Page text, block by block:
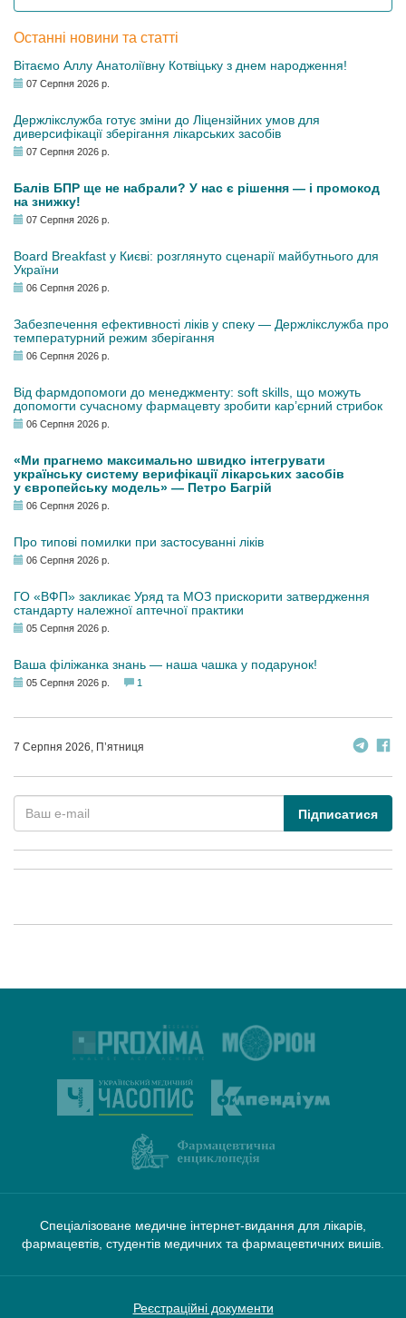
Останні новини та статті
Вітаємо Аллу Анатоліївну Котвіцьку з днем народження!
07 Серпня 2026 р.
Держлікслужба готує зміни до Ліцензійних умов для
диверсифікації зберігання лікарських засобів
07 Серпня 2026 р.
Балів БПР ще не набрали? У нас є рішення — і промокод
на знижку!
07 Серпня 2026 р.
Board Breakfast у Києві: розглянуто сценарії майбутнього для
України
06 Серпня 2026 р.
Забезпечення ефективності ліків у спеку — Держлікслужба про
температурний режим зберігання
06 Серпня 2026 р.
Від фармдопомоги до менеджменту: soft skills, що можуть
допомогти сучасному фармацевту зробити кар’єрний стрибок
06 Серпня 2026 р.
«Ми прагнемо максимально швидко інтегрувати
українську систему верифікації лікарських засобів
у європейську модель» — Петро Багрій
06 Серпня 2026 р.
Про типові помилки при застосуванні ліків
06 Серпня 2026 р.
ГО «ВФП» закликає Уряд та МОЗ прискорити затвердження
стандарту належної аптечної практики
05 Серпня 2026 р.
Ваша філіжанка знань — наша чашка у подарунок!
05 Серпня 2026 р. 1
7 Серпня 2026, П’ятниця
Підписатися
Спеціалізоване медичне інтернет-видання для лікарів,
фармацевтів, студентів медичних та фармацевтичних вишів.
Реєстраційні документи